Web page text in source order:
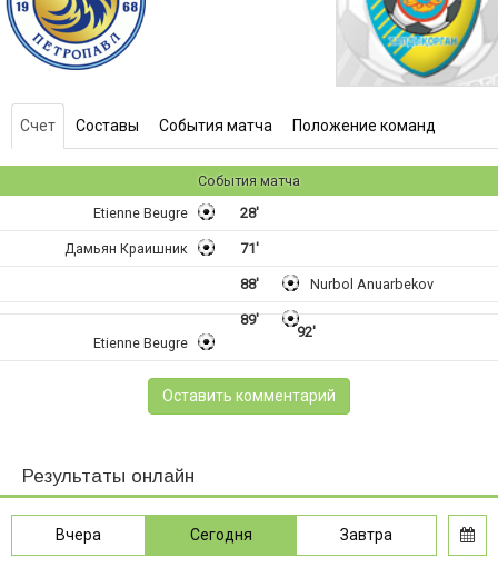
Счет Составы События матча Положение команд
События матча
28'
Etienne Beugre
71'
Дамьян Краишник
88' Nurbol Anuarbekov
89'
92'
Etienne Beugre
Оставить комментарий
Результаты онлайн
Вчера Сегодня Завтра